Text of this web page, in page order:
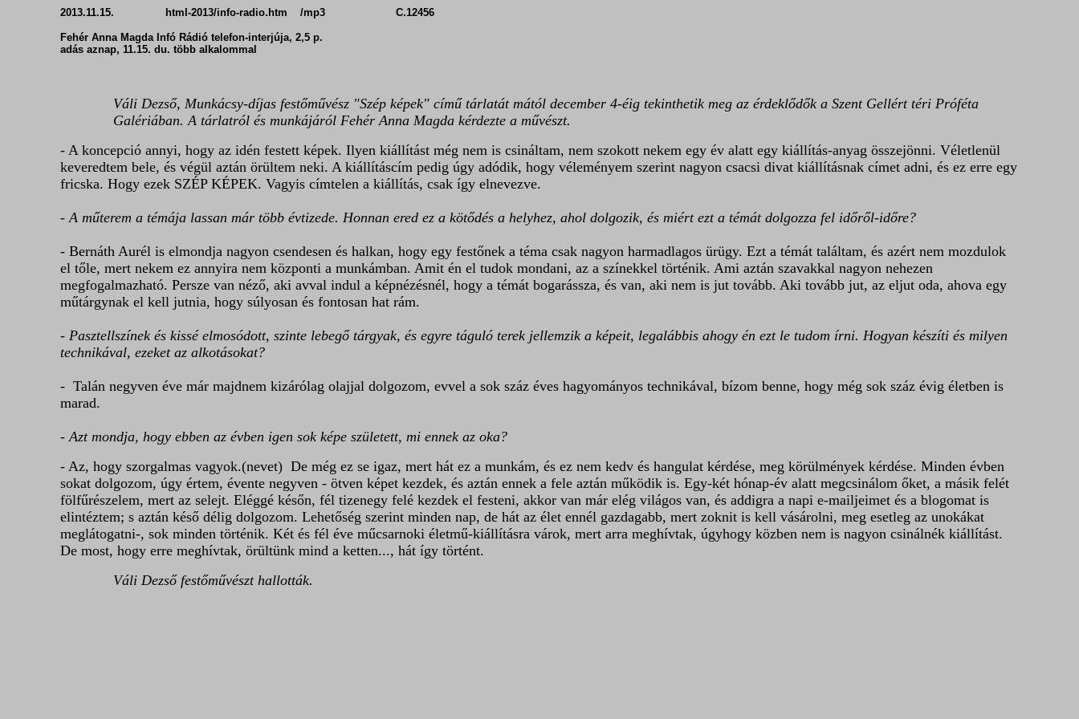
2013.11.15. html-2013/info-radio.htm /mp3 C.12456
Fehér Anna Magda Infó Rádió telefon-interjúja, 2,5 p.
adás aznap, 11.15. du. több alkalommal
Váli Dezső, Munkácsy-díjas festőművész "Szép képek" című tárlatát mától december 4-éig tekinthetik meg az érdeklődők a Szent Gellért téri Próféta
Galériában. A tárlatról és munkájáról Fehér Anna Magda kérdezte a művészt.
- A koncepció annyi, hogy az idén festett képek. Ilyen kiállítást még nem is csináltam, nem szokott nekem egy év alatt egy kiállítás-anyag összejönni. Véletlenül
keveredtem bele, és végül aztán örültem neki. A kiállításcím pedig úgy adódik, hogy véleményem szerint nagyon csacsi divat kiállításnak címet adni, és ez erre egy
fricska. Hogy ezek SZÉP KÉPEK. Vagyis címtelen a kiállítás, csak így elnevezve.
- A műterem a témája lassan már több évtizede. Honnan ered ez a kötődés a helyhez, ahol dolgozik, és miért ezt a témát dolgozza fel időről-időre?
- Bernáth Aurél is elmondja nagyon csendesen és halkan, hogy egy festőnek a téma csak nagyon harmadlagos ürügy. Ezt a témát találtam, és azért nem mozdulok
el tőle, mert nekem ez annyira nem központi a munkámban. Amit én el tudok mondani, az a színekkel történik. Ami aztán szavakkal nagyon nehezen
megfogalmazható. Persze van néző, aki avval indul a képnézésnél, hogy a témát bogarássza, és van, aki nem is jut tovább. Aki tovább jut, az eljut oda, ahova egy
műtárgynak el kell jutnia, hogy súlyosan és fontosan hat rám.
- Pasztellszínek és kissé elmosódott, szinte lebegő tárgyak, és egyre táguló terek jellemzik a képeit, legalábbis ahogy én ezt le tudom írni. Hogyan készíti és milyen
technikával, ezeket az alkotásokat?
- Talán negyven éve már majdnem kizárólag olajjal dolgozom, evvel a sok száz éves hagyományos technikával, bízom benne, hogy még sok száz évig életben is
marad.
- Azt mondja, hogy ebben az évben igen sok képe született, mi ennek az oka?
- Az, hogy szorgalmas vagyok.(nevet) De még ez se igaz, mert hát ez a munkám, és ez nem kedv és hangulat kérdése, meg körülmények kérdése. Minden évben
sokat dolgozom, úgy értem, évente negyven - ötven képet kezdek, és aztán ennek a fele aztán működik is. Egy-két hónap-év alatt megcsinálom őket, a másik felét
fölfűrészelem, mert az selejt. Eléggé későn, fél tizenegy felé kezdek el festeni, akkor van már elég világos van, és addigra a napi e-mailjeimet és a blogomat is
elintéztem; s aztán késő délig dolgozom. Lehetőség szerint minden nap, de hát az élet ennél gazdagabb, mert zoknit is kell vásárolni, meg esetleg az unokákat
meglátogatni-, sok minden történik. Két és fél éve műcsarnoki életmű-kiállításra várok, mert arra meghívtak, úgyhogy közben nem is nagyon csinálnék kiállítást.
De most, hogy erre meghívtak, örültünk mind a ketten..., hát így történt.
Váli Dezső festőművészt hallották.